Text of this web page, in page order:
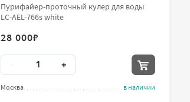
Пурифайер-проточный кулер для воды
LC-AEL-766s white
28 000₽
Количество +
Москва в наличии